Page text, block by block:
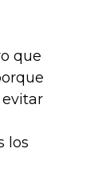
que
los